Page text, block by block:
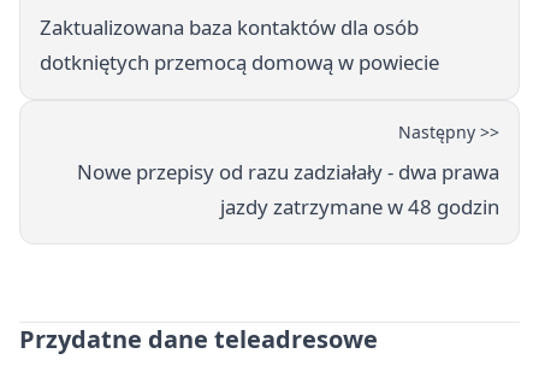
Zaktualizowana baza kontaktów dla osób
dotkniętych przemocą domową w powiecie
Następny >>
Nowe przepisy od razu zadziałały - dwa prawa
jazdy zatrzymane w 48 godzin
Przydatne dane teleadresowe